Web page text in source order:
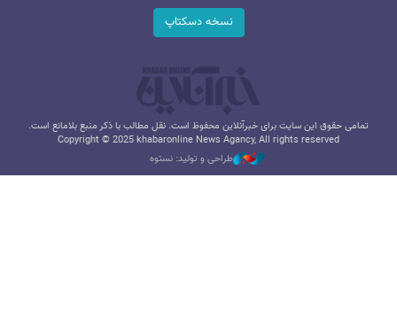
نسخه دسکتاپ
تمامی حقوق این سایت برای خبرآنلاین محفوظ است. نقل مطالب با ذکر منبع بلامانع است.
Copyright © 2025 khabaronline News Agancy, All rights reserved
طراحی و تولید: نستوه